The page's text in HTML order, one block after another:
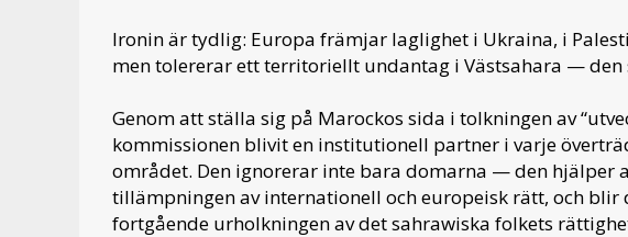
Ironin är tydlig: Europa främjar laglighet i Ukraina, i
men tolererar ett territoriellt undantag i Västsahara — den
Genom att ställa sig på Marockos sida i tolkningen av
kommissionen blivit en institutionell partner i varje
området. Den ignorerar inte bara domarna — den hjälper
tillämpningen av internationell och europeisk rätt, och
fortgående urholkningen av det sahrawiska folkets